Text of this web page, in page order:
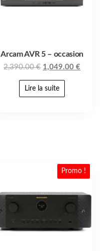
Arcam AVR 5 – occasion
2,390.00€ 1,049.00€
Lire la suite
Promo !